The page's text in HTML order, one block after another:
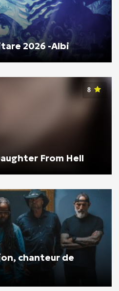
2026 -Albi
8
From Hell
chanteur de